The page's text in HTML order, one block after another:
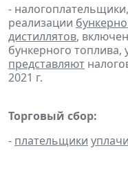
-
реализации
дистиллятов,
бункерного топлива,
представляют
2021 г.
Торговый сбор:
- плательщики